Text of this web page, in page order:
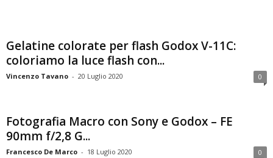
Gelatine colorate per flash Godox V-11C:
coloriamo la luce flash con...
Vincenzo Tavano - 20 Luglio 2020 0
Fotografia Macro con Sony e Godox – FE
90mm f/2,8 G...
Francesco De Marco - 18 Luglio 2020 0